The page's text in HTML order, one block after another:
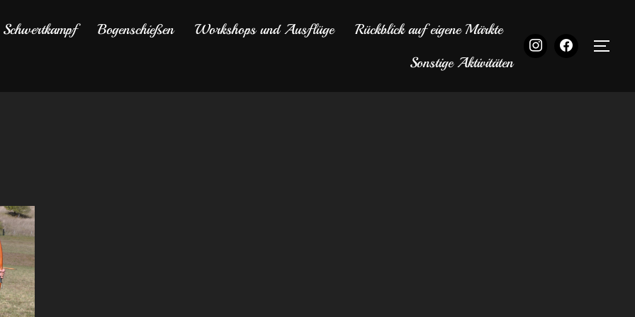
Schwertkampf Bogenschießen Workshops und Ausflüge
Rückblick auf eigene Märkte
Sonstige Aktivitäten